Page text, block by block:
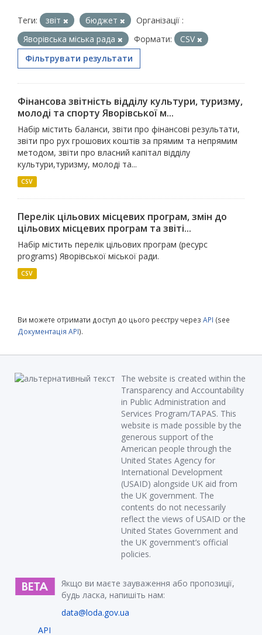
Теги: звіт бюджет
Організації :
Яворівська міська рада
Формати:
CSV
Фільтрувати результати
Фінансова звітність відділу культури, туризму,
молоді та спорту Яворівської м...
Набір містить баланси, звіти про фінансові результати,
звіти про рух грошових коштів за прямим та непрямим
методом, звіти про власний капітал відділу
культури,туризму, молоді та...
CSV
Перелік цільових місцевих програм, змін до
цільових місцевих програм та звіті...
Набір містить перелік цільових програм (ресурс
programs) Яворівської міської ради.
CSV
Ви можете отримати доступ до цього реєстру через API (see
Документація API).
The website is created within the
Transparency and Accountability
in Public Administration and
Services Program/TAPAS. This
website is made possible by the
generous support of the
American people through the
United States Agency for
International Development
(USAID) alongside UK aid from
the UK government. The
contents do not necessarily
reflect the views of USAID or the
United States Government and
the UK government’s official
policies.
Якщо ви маєте зауваження або пропозиції,
будь ласка, напишіть нам:
data@loda.gov.ua
API